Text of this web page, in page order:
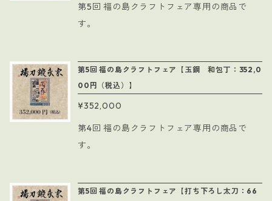
第5回 福の島クラフトフェア専用の商品で
す。
第5回 福の島クラフトフェア【玉鋼 和包丁：352,0
00円（税込）】
¥352,000
第4回 福の島クラフトフェア専用の商品で
す。
第5回 福の島クラフトフェア【打ち下ろし太刀：66